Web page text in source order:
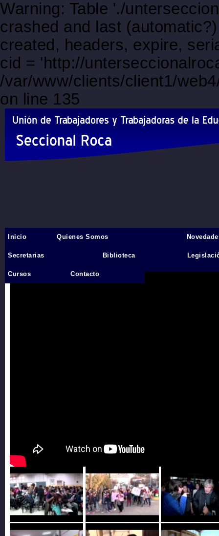
Warning: Table './
crashed and last
created, headers, expire,
cid = 'http://
/var/www/clients/client1/
on line 135
Inicio
Inicio Quienes Somos
Secretarias Biblioteca
Cursos Contacto